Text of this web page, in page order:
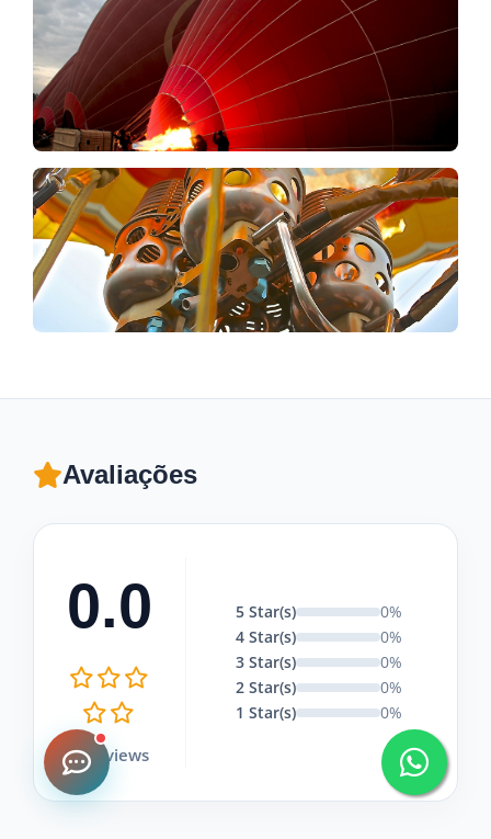
Avaliações
0.0
0 Reviews
5 Star(s)
0%
4 Star(s)
0%
3 Star(s)
0%
2 Star(s)
0%
1 Star(s)
0%